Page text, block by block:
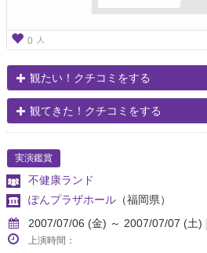
0 人
観たい！クチコミをする
観てきた！クチコミをする
実演鑑賞
不健康ランド
ぽんプラザホール （福岡県）
2007/07/06 (金) ～ 2007/07/07 (土)
上演時間：